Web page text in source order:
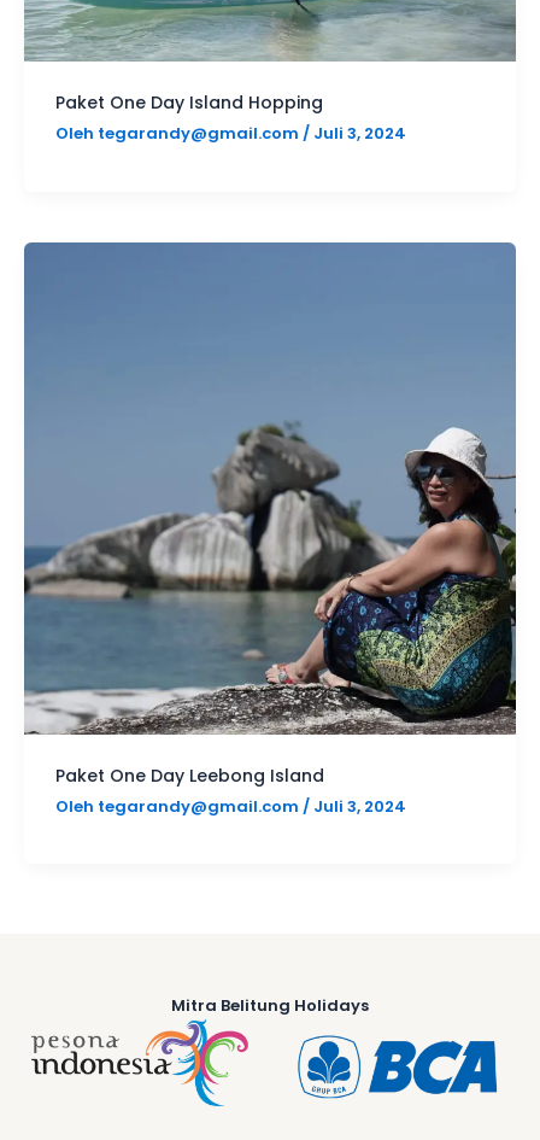
Paket One Day Island Hopping
Oleh tegarandy@gmail.com / Juli 3, 2024
Paket One Day Leebong Island
Oleh tegarandy@gmail.com / Juli 3, 2024
Mitra Belitung Holidays